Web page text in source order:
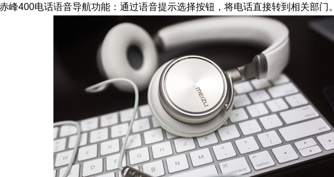
峰400电话语音导航功能：通过语音提示选择按钮，将电话直接转到相关部门。